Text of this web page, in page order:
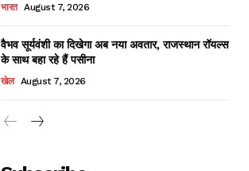
भारत August 7, 2026
वैभव सूर्यवंशी का दिखेगा अब नया अवतार, राजस्थान रॉयल्स
के साथ बहा रहे हैं पसीना
खेल August 7, 2026